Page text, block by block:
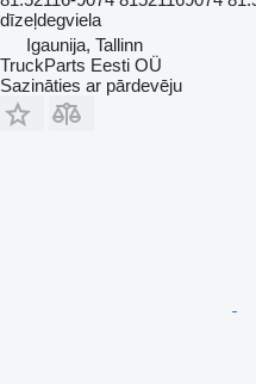
dīzeļdegviela
Igaunija, Tallinn
TruckParts Eesti OÜ
Sazināties ar pārdevēju